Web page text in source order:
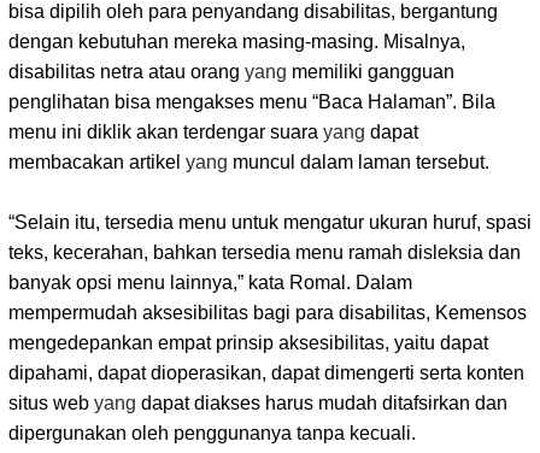
bisa dipilih oleh para penyandang disabilitas, bergantung
dengan kebutuhan mereka masing-masing. Misalnya,
disabilitas netra atau orang yang memiliki gangguan
penglihatan bisa mengakses menu “Baca Halaman”. Bila
menu ini diklik akan terdengar suara yang dapat
membacakan artikel yang muncul dalam laman tersebut.
“Selain itu, tersedia menu untuk mengatur ukuran huruf, spasi
teks, kecerahan, bahkan tersedia menu ramah disleksia dan
banyak opsi menu lainnya,” kata Romal. Dalam
mempermudah aksesibilitas bagi para disabilitas, Kemensos
mengedepankan empat prinsip aksesibilitas, yaitu dapat
dipahami, dapat dioperasikan, dapat dimengerti serta konten
situs web yang dapat diakses harus mudah ditafsirkan dan
dipergunakan oleh penggunanya tanpa kecuali.